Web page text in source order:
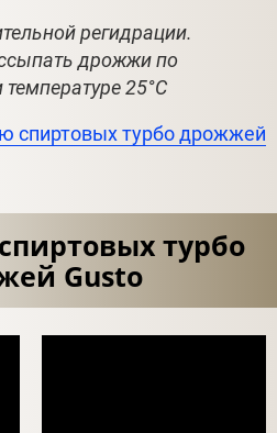
регидрации.
дрожжи по
25°С
спиртовых турбо дрожжей
турбо
Gusto